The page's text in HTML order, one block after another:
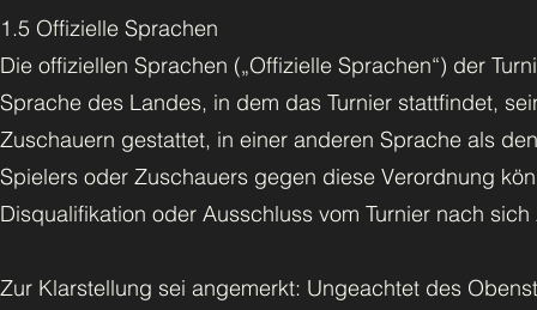
1.5 Offizielle Sprachen
Die offiziellen Sprachen („Offizielle Sprachen“) der
Sprache des Landes, in dem das Turnier stattfindet,
Zuschauern gestattet, in einer anderen Sprache als
Spielers oder Zuschauers gegen diese Verordnung
Disqualifikation oder Ausschluss vom Turnier nach sich
Zur Klarstellung sei angemerkt: Ungeachtet des